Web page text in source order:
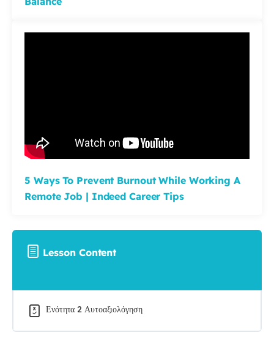
5 Ways To Prevent Burnout While Working A
Remote Job | Indeed Career Tips
Lesson Content
Ενότητα 2 Αυτοαξιολόγηση